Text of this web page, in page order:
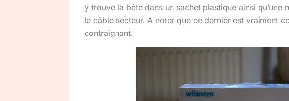
y trouve la bête dans un sachet plastique ainsi qu’une
le câble secteur. A noter que ce dernier est vraiment
contraignant.